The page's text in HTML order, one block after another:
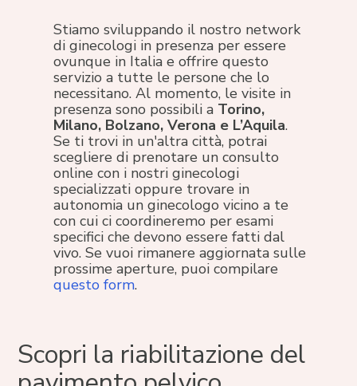
Stiamo sviluppando il nostro network
di ginecologi in presenza per essere
ovunque in Italia e offrire questo
servizio a tutte le persone che lo
necessitano. Al momento, le visite in
presenza sono possibili a Torino,
Milano, Bolzano, Verona e L’Aquila.
Se ti trovi in un'altra città, potrai
scegliere di prenotare un consulto
online con i nostri ginecologi
specializzati oppure trovare in
autonomia un ginecologo vicino a te
con cui ci coordineremo per esami
specifici che devono essere fatti dal
vivo. Se vuoi rimanere aggiornata sulle
prossime aperture, puoi compilare
questo form.
Scopri la riabilitazione del